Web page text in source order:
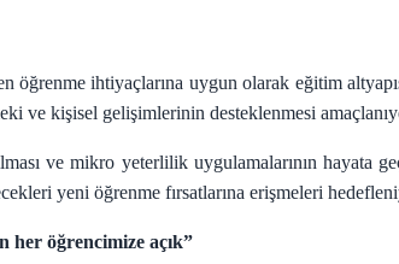
ihtiyaçlarına uygun olarak eğitim
ve kişisel gelişimlerinin desteklenmesi
ve mikro yeterlilik uygulamalarının hayata
yeni öğrenme fırsatlarına erişmeleri
her öğrencimize açık”